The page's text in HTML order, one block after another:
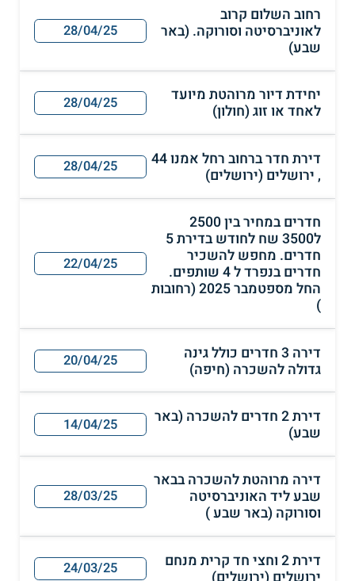
רחוב השלום קרוב
לאוניברסיטה וסורוקה. (באר
שבע)
28/04/25
יחידת דיור מרוהטת מיועד
לאחד או זוג (חולון)
28/04/25
דירת חדר ברחוב רחל אמנו 44
, ירושלים (ירושלים)
28/04/25
חדרים במחיר בין 2500
ל3500 שח לחודש בדירת 5
חדרים. מחפש להשכיר
חדרים בנפרד ל 4 שותפים.
החל מספטמבר 2025 (רחובות
)
22/04/25
דירה 3 חדרים כולל גינה
גדולה להשכרה (חיפה)
20/04/25
דירת 2 חדרים להשכרה (באר
שבע)
14/04/25
דירה מרוהטת להשכרה בבאר
שבע ליד האוניברסיטה
וסורוקה (באר שבע )
28/03/25
דירת 2 וחצי חד קרית מנחם
24/03/25